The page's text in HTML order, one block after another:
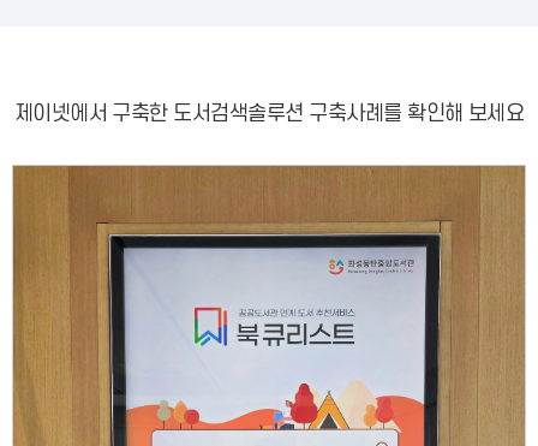
제이넷에서 구축한 도서검색솔루션 구축사례를 확인해 보세요